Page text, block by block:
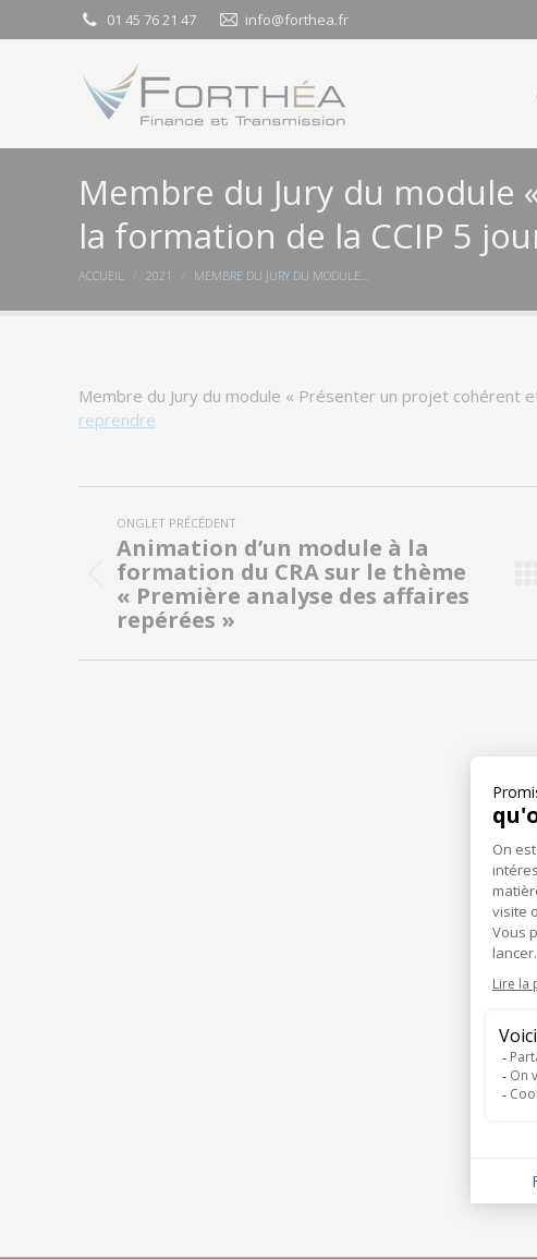
01 45 76 21 47 info@forthea.fr
Membre du Jury du
la formation de la CCIP 5
Vous êtes ici :
ACCUEIL 2021 MEMBRE DU JURY DU MODULE…
Membre du Jury du module « Présenter un projet cohérent
reprendre
Navigation
commentaire
ONGLET PRÉCÉDENT
Onglet
précédent
Animation d’un module à la
formation du CRA sur le thème
« Première analyse des affaires
repérées »
01 45 76 21 47 info@forthea.fr